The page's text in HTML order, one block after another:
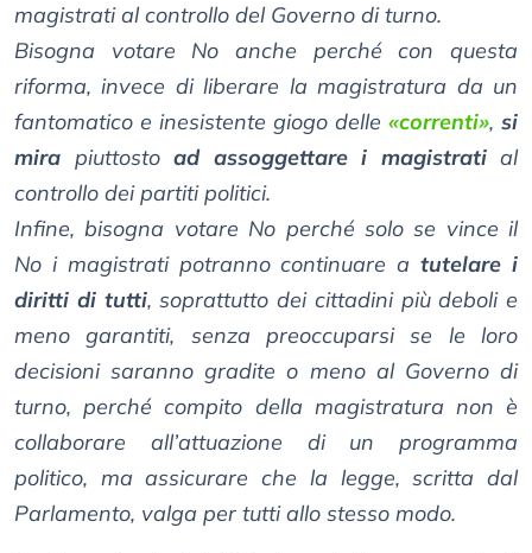
magistrati al controllo del Governo di turno.
Bisogna votare No anche perché con questa
riforma, invece di liberare la magistratura da un
fantomatico e inesistente giogo delle «correnti», si
mira piuttosto ad assoggettare i magistratial
controllo dei partiti politici.
Infine, bisogna votare No perché solo se vince il
No i magistrati potranno continuare atutelare i
diritti di tutti, soprattutto dei cittadini più deboli e
meno garantiti, senza preoccuparsi se le loro
decisioni saranno gradite o meno al Governo di
turno, perché compito della magistratura non è
collaborare all’attuazione di un programma
politico, ma assicurare che la legge, scritta dal
Parlamento, valga per tutti allo stesso modo.